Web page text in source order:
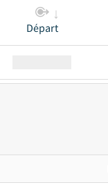
Départ